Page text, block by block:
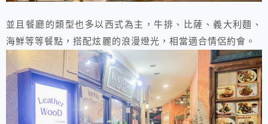
並且餐廳的類型也多以西式為主，牛排、比薩、義大利麵、
海鮮等等餐點，搭配炫麗的浪漫燈光，相當適合情侶約會。